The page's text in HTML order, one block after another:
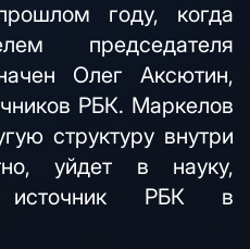
году, когда
председателя
Олег Аксютин,
РБК. Маркелов
структуру внутри
уйдет в науку,
источник РБК в